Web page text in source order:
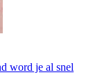
word je al snel